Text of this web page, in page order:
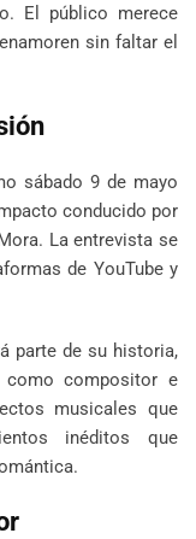
El público merece
sin faltar el
sábado 9 de mayo
conducido por
La entrevista se
de YouTube y
parte de su historia,
como compositor e
musicales que
inéditos que